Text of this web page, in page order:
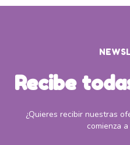
Recibe
¿Quieres recibir nuestras
comienza